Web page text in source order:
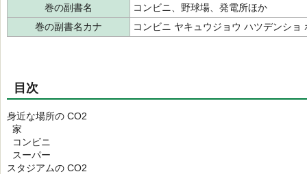
巻の副書名
コンビニ、野球場、発電所ほか
巻の副書名カナ
コンビニ ヤキュウジョウ ハツデンショ
目次
身近な場所の CO2
家
コンビニ
スーパー
スタジアムの CO2